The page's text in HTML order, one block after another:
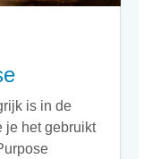
is in de
je het gebruikt